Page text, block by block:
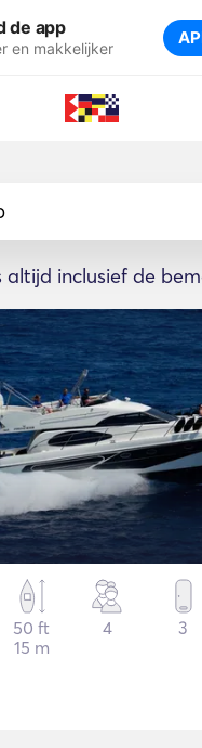
de app
en makkelijker
altijd inclusief de
50 ft
15 m
4 3